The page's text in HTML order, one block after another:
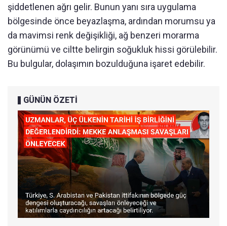
şiddetlenen ağrı gelir. Bunun yanı sıra uygulama
bölgesinde önce beyazlaşma, ardından morumsu ya
da mavimsi renk değişikliği, ağ benzeri morarma
görünümü ve ciltte belirgin soğukluk hissi görülebilir.
Bu bulgular, dolaşımın bozulduğuna işaret edebilir.
GÜNÜN ÖZETİ